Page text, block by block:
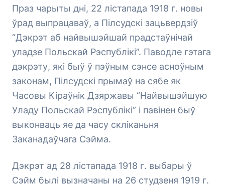
Праз чарыты дні, 22 лістапада 1918 г. новы
ўрад выпрацаваў, а Пілсудскі зацьвердзіў
“Дэкрэт аб найвышэйшай прадстаўнічай
уладзе Польскай Рэспублікі”. Паводле гэтага
дэкрэту, які быў ў пэўным сэнсе асноўным
законам, Пілсудскі прымаў на сябе як
Часовы Кіраўнік Дзяржавы “Найвышэйшую
Уладу Польскай Рэспублікі” і павінен быў
выконваць яе да часу скліканьня
Заканадаўчага Сэйма.
Дэкрэт ад 28 лістапада 1918 г. выбары ў
Сэйм былі вызначаны на 26 студзеня 1919 г.